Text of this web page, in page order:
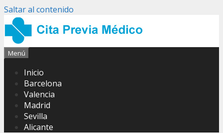
Saltar al contenido
Menú
Inicio
Barcelona
Valencia
Madrid
Sevilla
Alicante